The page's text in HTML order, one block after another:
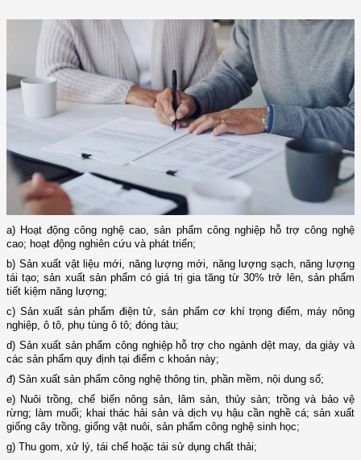
a) Hoạt động công nghệ cao, sản phẩm công nghiệp hỗ trợ công nghệ
cao; hoạt động nghiên cứu và phát triển;
b) Sản xuất vật liệu mới, năng lượng mới, năng lượng sạch, năng lượng
tái tạo; sản xuất sản phẩm có giá trị gia tăng từ 30% trở lên, sản phẩm
tiết kiệm năng lượng;
c) Sản xuất sản phẩm điện tử, sản phẩm cơ khí trọng điểm, máy nông
nghiệp, ô tô, phụ tùng ô tô; đóng tàu;
d) Sản xuất sản phẩm công nghiệp hỗ trợ cho ngành dệt may, da giày và
các sản phẩm quy định tại điểm c khoản này;
đ) Sản xuất sản phẩm công nghệ thông tin, phần mềm, nội dung số;
e) Nuôi trồng, chế biến nông sản, lâm sản, thủy sản; trồng và bảo vệ
rừng; làm muối; khai thác hải sản và dịch vụ hậu cần nghề cá; sản xuất
giống cây trồng, giống vật nuôi, sản phẩm công nghệ sinh học;
g) Thu gom, xử lý, tái chế hoặc tái sử dụng chất thải;